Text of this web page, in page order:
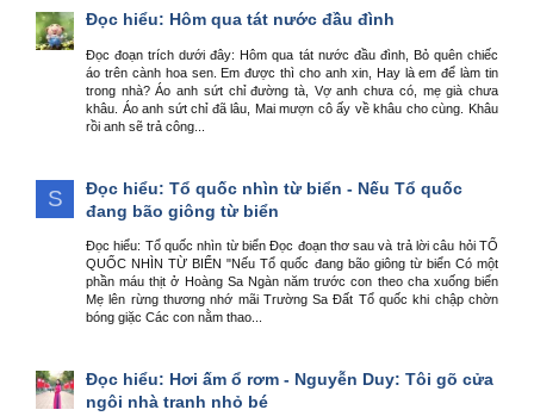
Đọc hiểu: Hôm qua tát nước đầu đình
Đọc đoạn trích dưới đây: Hôm qua tát nước đầu đình, Bỏ quên chiếc
áo trên cành hoa sen. Em được thì cho anh xin, Hay là em để làm tin
trong nhà? Áo anh sứt chỉ đường tà, Vợ anh chưa có, mẹ già chưa
khâu. Áo anh sứt chỉ đã lâu, Mai mượn cô ấy về khâu cho cùng. Khâu
rồi anh sẽ trả công...
S
Đọc hiểu: Tổ quốc nhìn từ biển - Nếu Tổ quốc
đang bão giông từ biển
Đọc hiểu: Tổ quốc nhìn từ biển Đọc đoạn thơ sau và trả lời câu hỏi TỔ
QUỐC NHÌN TỪ BIỂN "Nếu Tổ quốc đang bão giông từ biển Có một
phần máu thịt ở Hoàng Sa Ngàn năm trước con theo cha xuống biển
Mẹ lên rừng thương nhớ mãi Trường Sa Đất Tổ quốc khi chập chờn
bóng giặc Các con nằm thao...
Đọc hiểu: Hơi ấm ổ rơm - Nguyễn Duy: Tôi gõ cửa
ngôi nhà tranh nhỏ bé